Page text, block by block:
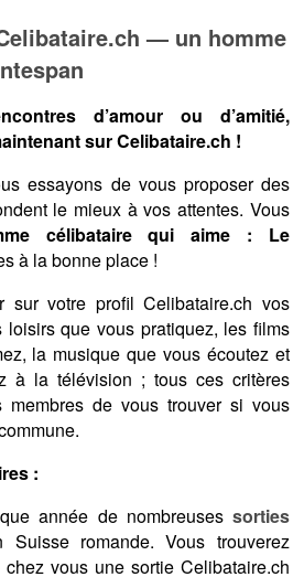
— un homme
d’amour ou d’amitié,
sur Celibataire.ch !
essayons de vous proposer des
le mieux à vos attentes. Vous
célibataire qui aime : Le
à la bonne place !
sur votre profil Celibataire.ch vos
loisirs que vous pratiquez, les films
la musique que vous écoutez et
à la télévision ; tous ces critères
membres de vous trouver si vous
:
année de nombreuses sorties
romande. Vous trouverez
vous une sortie Celibataire.ch